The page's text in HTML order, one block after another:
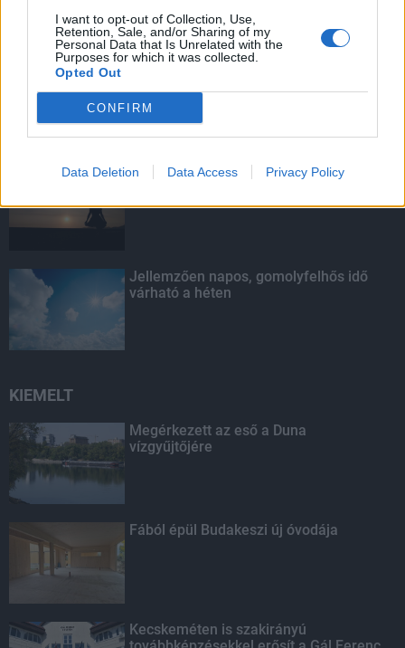
I want to opt-out of Collection, Use,
Retention, Sale, and/or Sharing of my
Personal Data that Is Unrelated with the
Purposes for which it was collected.
Opted Out
CONFIRM
Data Deletion Data Access Privacy Policy
LEGOLVASOTTABB
Tizenöt hegedűkészítő-mester mutatja
be munkáját Budán
Amire többmillióan vártunk: szombattól
Jellemzően napos, gomolyfelhős idő
várható a héten
KIEMELT
Megérkezett az eső a Duna
vízgyűjtőjére
Fából épül Budakeszi új óvodája
Kecskeméten is szakirányú